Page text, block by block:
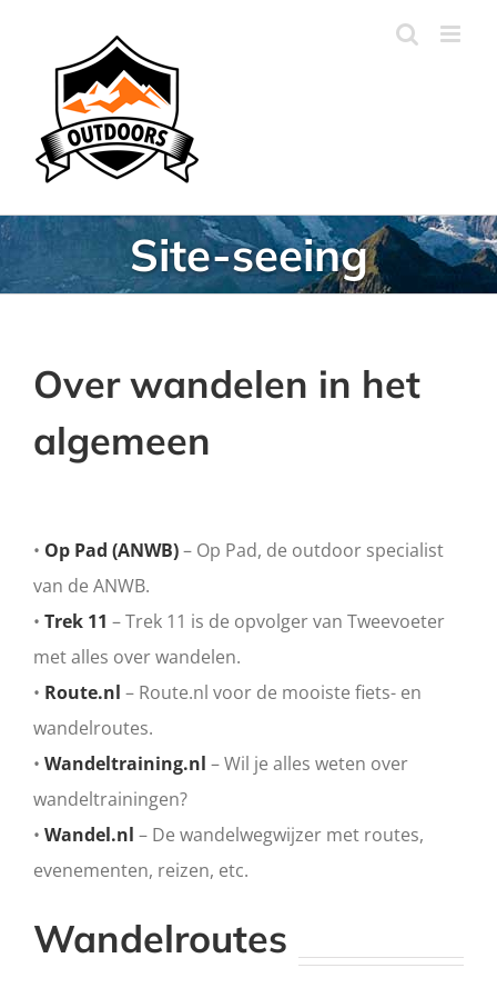
Site-seeing
Over wandelen in het
algemeen
• Op Pad (ANWB)– Op Pad, de outdoor specialist
van de ANWB.
• Trek 11 – Trek 11 is de opvolger van Tweevoeter
met alles over wandelen.
• Route.nl – Route.nl voor de mooiste fiets- en
wandelroutes.
• Wandeltraining.nl – Wil je alles weten over
wandeltrainingen?
• Wandel.nl – De wandelwegwijzer met routes,
evenementen, reizen, etc.
Wandelroutes